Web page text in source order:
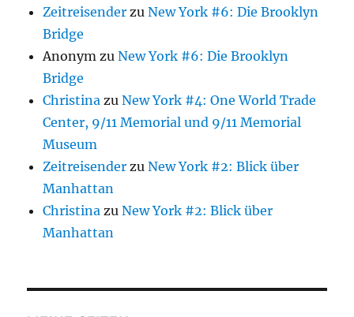
Zeitreisender zuNew York #6: Die Brooklyn
Bridge
Anonym zuNew York #6: Die Brooklyn
Bridge
Christina zuNew York #4: One World Trade
Center, 9/11 Memorial und 9/11 Memorial
Museum
Zeitreisender zuNew York #2: Blick über
Manhattan
Christina zuNew York #2: Blick über
Manhattan